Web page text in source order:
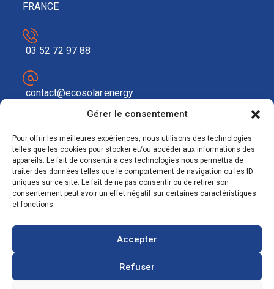
Gérer le consentement
Pour offrir les meilleures expériences, nous utilisons des technologies
telles que les cookies pour stocker et/ou accéder aux informations des
appareils. Le fait de consentir à ces technologies nous permettra de
traiter des données telles que le comportement de navigation ou les ID
uniques sur ce site. Le fait de ne pas consentir ou de retirer son
consentement peut avoir un effet négatif sur certaines caractéristiques
et fonctions.
Accepter
Refuser
FRANCE
03 52 72 97 88
contact@ecosolar.energy
Mentions légales
RGPD